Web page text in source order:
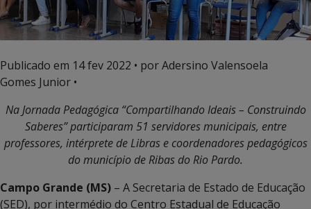
Publicado em 14 fev 2022 • por Adersino Valensoela
Gomes Junior •
Na Jornada Pedagógica “Compartilhando Ideais – Construindo
Saberes” participaram 51 servidores municipais, entre
professores, intérprete de Libras e coordenadores pedagógicos
do município de Ribas do Rio Pardo.
Campo Grande (MS) – A Secretaria de Estado de Educação
(SED), por intermédio do Centro Estadual de Educação